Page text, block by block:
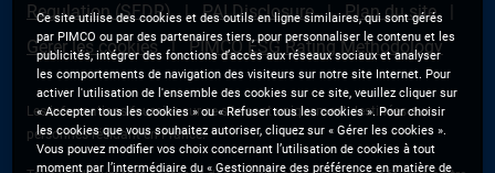
Regulation (SFDR)
PAI Disclosure
Plan du site
Gérer les cookies
PIMCO ESG Rating Methodology
Les informations fournies sur ce site sont uniquement destinées aux
personnes résidant en France.
Ce site utilise des cookies et des outils en ligne similaires, qui sont gérés
par PIMCO ou par des partenaires tiers, pour personnaliser le contenu et les
publicités, intégrer des fonctions d’accès aux réseaux sociaux et analyser
les comportements de navigation des visiteurs sur notre site Internet. Pour
activer l'utilisation de l'ensemble des cookies sur ce site, veuillez cliquer sur
« Accepter tous les cookies » ou « Refuser tous les cookies ». Pour choisir
les cookies que vous souhaitez autoriser, cliquez sur « Gérer les cookies ».
Vous pouvez modifier vos choix concernant l’utilisation de cookies à tout
moment par l’intermédiaire du « Gestionnaire des préférence en matière de